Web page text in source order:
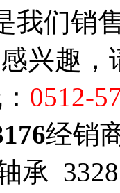
我们销
兴趣
0512-
经销
承